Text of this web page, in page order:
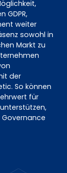
GDPR,
weiter
sowohl in
Markt zu
der
So können
für